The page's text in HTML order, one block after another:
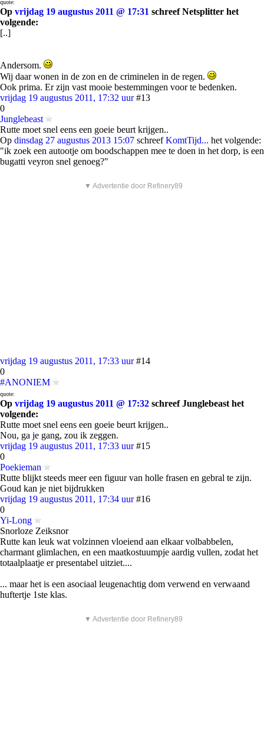
quote:
Op vrijdag 19 augustus 2011 @ 17:31 schreef Netsplitter het
volgende:
[..]
Andersom.
Wij daar wonen in de zon en de criminelen in de regen.
Ook prima. Er zijn vast mooie bestemmingen voor te bedenken.
vrijdag 19 augustus 2011, 17:32 uur #13
0
Junglebeast
Rutte moet snel eens een goeie beurt krijgen..
Op dinsdag 27 augustus 2013 15:07 schreefKomtTijd... het volgende:
"ik zoek een autootje om boodschappen mee te doen in het dorp, is een
bugatti veyron snel genoeg?"
▼ Advertentie door Refinery89
vrijdag 19 augustus 2011, 17:33 uur #14
0
#ANONIEM
quote:
Op vrijdag 19 augustus 2011 @ 17:32 schreef Junglebeast het
volgende:
Rutte moet snel eens een goeie beurt krijgen..
Nou, ga je gang, zou ik zeggen.
vrijdag 19 augustus 2011, 17:33 uur #15
0
Poekieman
Rutte blijkt steeds meer een figuur van holle frasen en gebral te zijn.
Goud kan je niet bijdrukken
vrijdag 19 augustus 2011, 17:34 uur #16
0
Yi-Long
Snorloze Zeiksnor
Rutte kan leuk wat volzinnen vloeiend aan elkaar volbabbelen,
charmant glimlachen, en een maatkostuumpje aardig vullen, zodat het
totaalplaatje er presentabel uitziet....
... maar het is een asociaal leugenachtig dom verwend en verwaand
huftertje 1ste klas.
▼ Advertentie door Refinery89